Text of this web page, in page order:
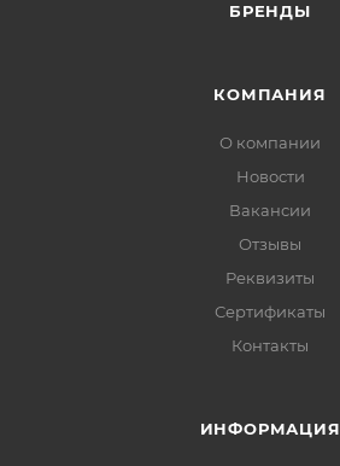
БРЕНДЫ
КОМПАНИЯ
О компании
Новости
Вакансии
Отзывы
Реквизиты
Сертификаты
Контакты
ИНФОРМАЦИЯ